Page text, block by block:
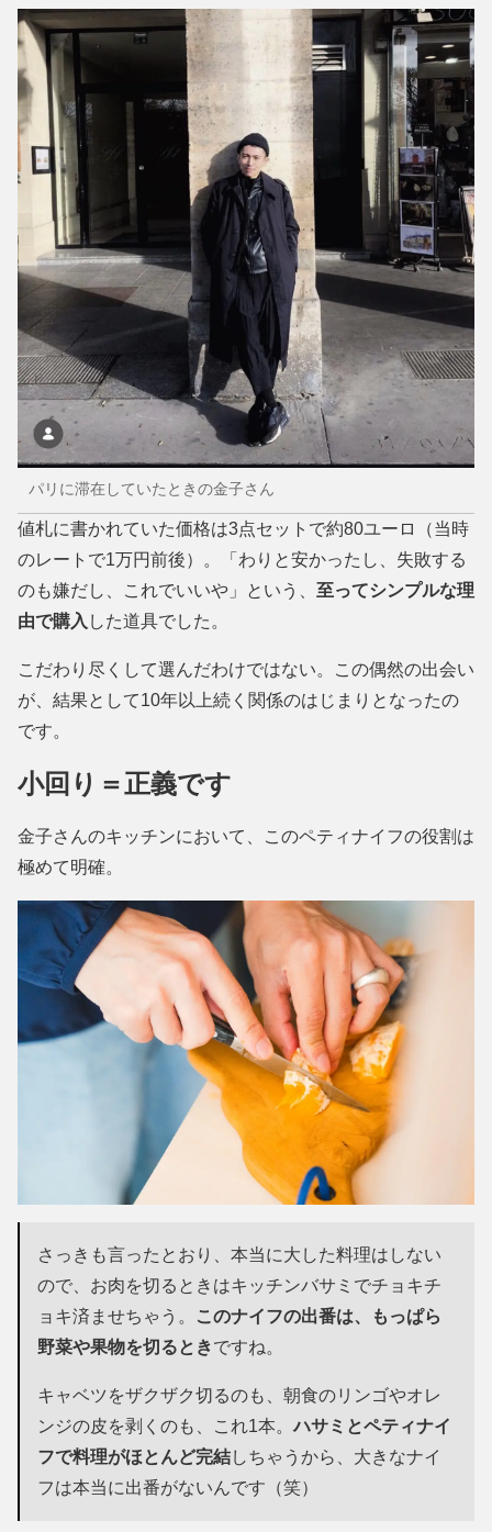
パリに滞在していたときの金子さん
値札に書かれていた価格は3点セットで約80ユーロ（当時
のレートで1万円前後）。「わりと安かったし、失敗する
のも嫌だし、これでいいや」という、 至ってシンプルな理
由で購入 した道具でした。
こだわり尽くして選んだわけではない。この偶然の出会い
が、結果として10年以上続く関係のはじまりとなったの
です。
小回り＝正義です
金子さんのキッチンにおいて、このペティナイフの役割は
極めて明確。
さっきも言ったとおり、本当に大した料理はしない
ので、お肉を切るときはキッチンバサミでチョキチ
ョキ済ませちゃう。
このナイフの出番は、もっぱら
野菜や果物を切るときですね。
キャベツをザクザク切るのも、朝食のリンゴやオレ
ンジの皮を剥くのも、これ1本。ハサミとペティナイ
フで料理がほとんど完結しちゃうから、大きなナイ
フは本当に出番がないんです（笑）